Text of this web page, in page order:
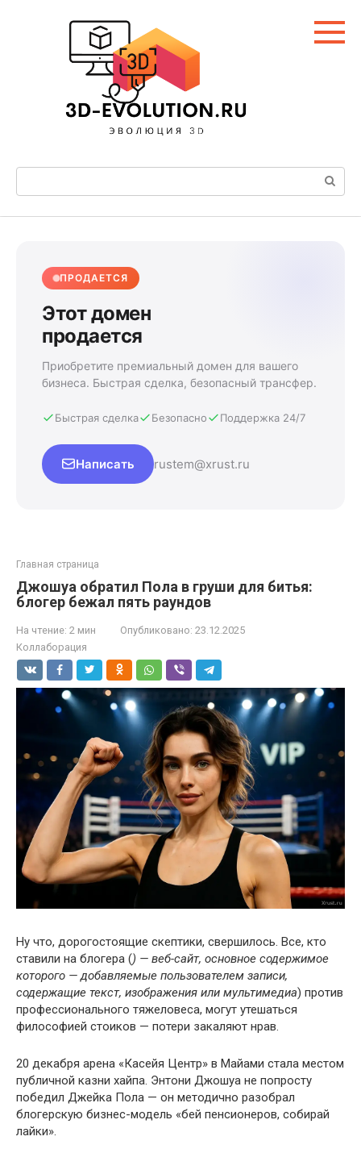
Поиск:
ПРОДАЕТСЯ
Этот домен
продается
Приобретите премиальный домен для вашего
бизнеса. Быстрая сделка, безопасный трансфер.
Быстрая сделка Безопасно Поддержка 24/7
Написать rustem@xrust.ru
Главная страница
Джошуа обратил Пола в груши для битья:
блогер бежал пять раундов
На чтение: 2 мин Опубликовано: 23.12.2025
Коллаборация
Ну что, дорогостоящие скептики, свершилось. Все, кто
ставили на блогера () — веб-сайт, основное содержимое
которого — добавляемые пользователем записи,
содержащие текст, изображения или мультимедиа) против
профессионального тяжеловеса, могут утешаться
философией стоиков — потери закаляют нрав.
20 декабря арена «Касейя Центр» в Майами стала местом
публичной казни хайпа. Энтони Джошуа не попросту
победил Джейка Пола — он методично разобрал
блогерскую бизнес-модель «бей пенсионеров, собирай
лайки».